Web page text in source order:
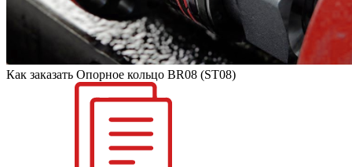
Как заказать Опорное кольцо BR08 (ST08)